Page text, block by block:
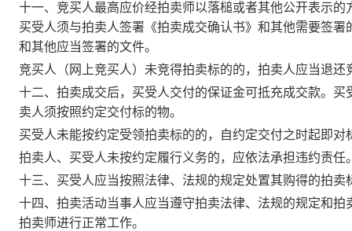
十一、竞买人最高应价经拍卖师以落槌或者其他公开表示
买受人须与拍卖人签署《拍卖成交确认书》和其他需要签
和其他应当签署的文件。
竞买人（网上竞买人）未竞得拍卖标的的，拍卖人应当退还
十二、拍卖成交后，买受人交付的保证金可抵充成交款。
卖人须按照约定交付标的物。
买受人未能按约定受领拍卖标的的，自约定交付之时起即
拍卖人、买受人未按约定履行义务的，应依法承担违约责任
十三、买受人应当按照法律、法规的规定处置其购得的拍卖
十四、拍卖活动当事人应当遵守拍卖法律、法规的规定和
拍卖师进行正常工作。